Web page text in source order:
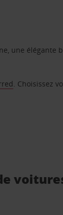
une élégante
. Choisissez